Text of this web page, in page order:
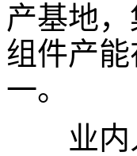
产基地
组件产能
一。
业内人